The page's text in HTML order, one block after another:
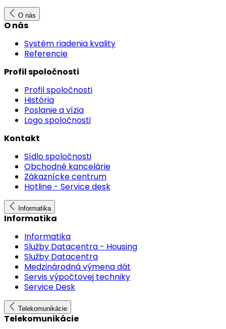
O nás
O nás
Systém riadenia kvality
Referencie
Profil spoločnosti
Profil spoločnosti
História
Poslanie a vízia
Logo spoločnosti
Kontakt
Sídlo spoločnosti
Obchodné kancelárie
Zákaznícke centrum
Hotline - Service desk
Informatika
Informatika
Informatika
Služby Datacentra - Housing
Služby Datacentra
Medzinárodná výmena dát
Servis výpočtovej techniky
Service Desk
Telekomunikácie
Telekomunikácie